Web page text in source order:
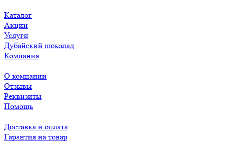
Каталог
Акции
Услуги
Дубайский шоколад
Компания
О компании
Отзывы
Реквизиты
Помощь
Доставка и оплата
Гарантия на товар